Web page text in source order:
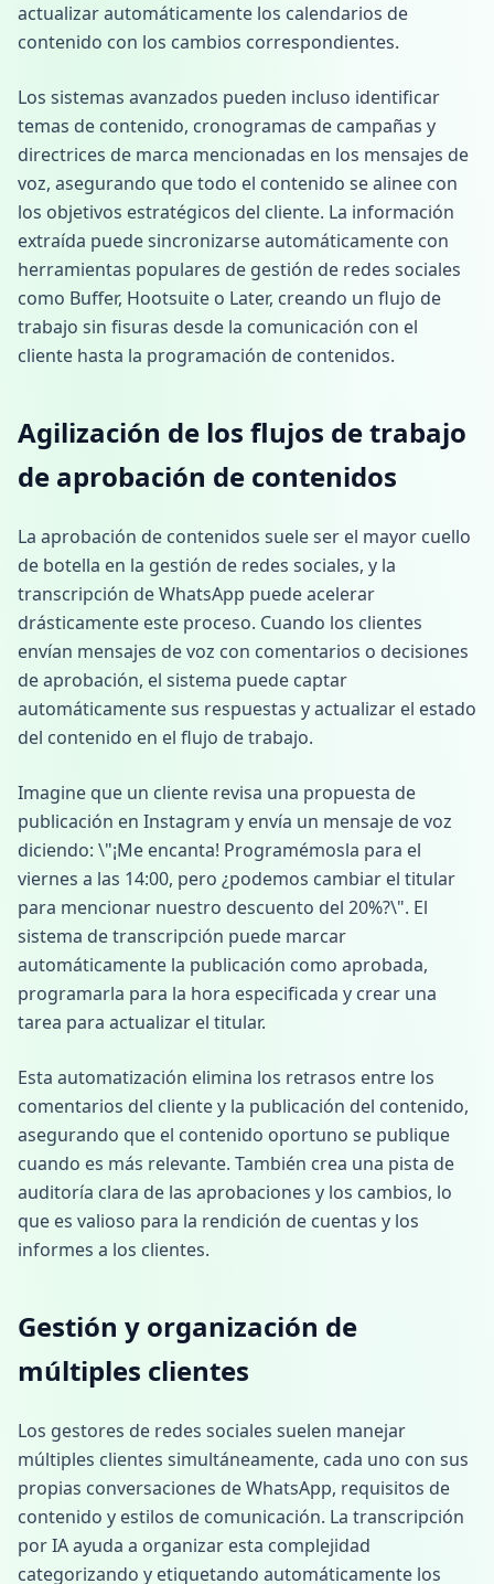
actualizar automáticamente los calendarios de
contenido con los cambios correspondientes.
Los sistemas avanzados pueden incluso identificar
temas de contenido, cronogramas de campañas y
directrices de marca mencionadas en los mensajes de
voz, asegurando que todo el contenido se alinee con
los objetivos estratégicos del cliente. La información
extraída puede sincronizarse automáticamente con
herramientas populares de gestión de redes sociales
como Buffer, Hootsuite o Later, creando un flujo de
trabajo sin fisuras desde la comunicación con el
cliente hasta la programación de contenidos.
Agilización de los flujos de trabajo
de aprobación de contenidos
La aprobación de contenidos suele ser el mayor cuello
de botella en la gestión de redes sociales, y la
transcripción de WhatsApp puede acelerar
drásticamente este proceso. Cuando los clientes
envían mensajes de voz con comentarios o decisiones
de aprobación, el sistema puede captar
automáticamente sus respuestas y actualizar el estado
del contenido en el flujo de trabajo.
Imagine que un cliente revisa una propuesta de
publicación en Instagram y envía un mensaje de voz
diciendo: \"¡Me encanta! Programémosla para el
viernes a las 14:00, pero ¿podemos cambiar el titular
para mencionar nuestro descuento del 20%?\". El
sistema de transcripción puede marcar
automáticamente la publicación como aprobada,
programarla para la hora especificada y crear una
tarea para actualizar el titular.
Esta automatización elimina los retrasos entre los
comentarios del cliente y la publicación del contenido,
asegurando que el contenido oportuno se publique
cuando es más relevante. También crea una pista de
auditoría clara de las aprobaciones y los cambios, lo
que es valioso para la rendición de cuentas y los
informes a los clientes.
Gestión y organización de
múltiples clientes
Los gestores de redes sociales suelen manejar
múltiples clientes simultáneamente, cada uno con sus
propias conversaciones de WhatsApp, requisitos de
contenido y estilos de comunicación. La transcripción
por IA ayuda a organizar esta complejidad
categorizando y etiquetando automáticamente los